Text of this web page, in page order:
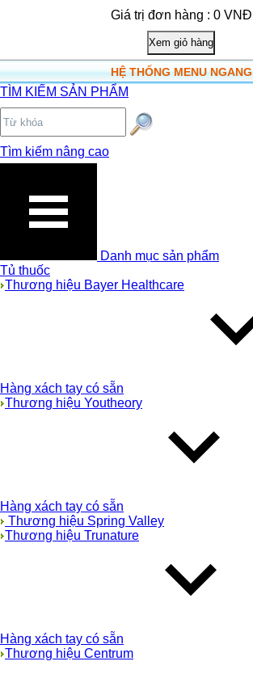
Giá trị đơn hàng : 0 VNĐ
HỆ THỐNG MENU NGANG
TÌM KIẾM SẢN PHẨM
Tìm kiếm nâng cao
Danh mục sản phẩm
Tủ thuốc
Thương hiệu Bayer Healthcare
Hàng xách tay có sẵn
Thương hiệu Youtheory
Hàng xách tay có sẵn
Thương hiệu Spring Valley
Thương hiệu Trunature
Hàng xách tay có sẵn
Thương hiệu Centrum